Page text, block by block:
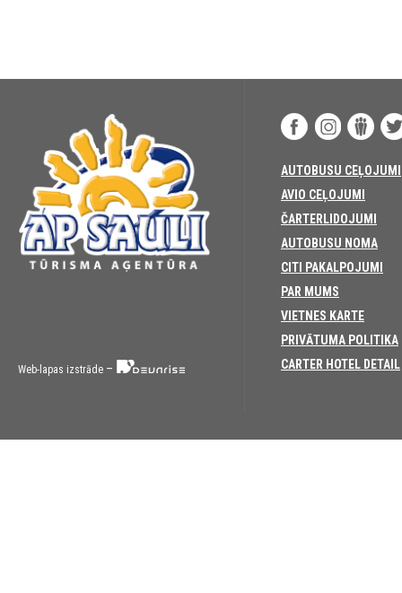
Web-lapas izstrāde –
AUTOBUSU CEĻOJUMI
AVIO CEĻOJUMI
ČARTERLIDOJUMI
AUTOBUSU NOMA
CITI PAKALPOJUMI
PAR MUMS
VIETNES KARTE
PRIVĀTUMA POLITIKA
CARTER HOTEL DETAIL